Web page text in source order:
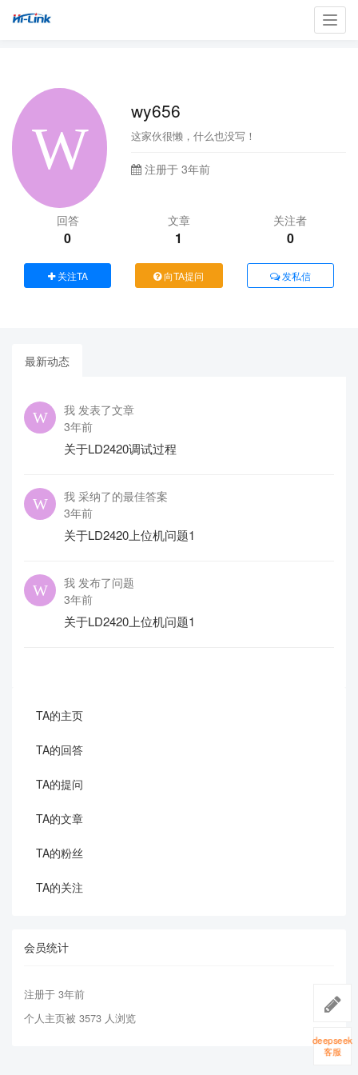
wy656
这家伙很懒，什么也没写！
注册于 3年前
回答
0
文章
1
关注者
0
关注TA 向TA提问 发私信
最新动态
我 发表了文章
3年前
关于LD2420调试过程
我 采纳了的最佳答案
3年前
关于LD2420上位机问题1
我 发布了问题
3年前
关于LD2420上位机问题1
TA的主页
TA的回答
TA的提问
TA的文章
TA的粉丝
TA的关注
会员统计
注册于 3年前
个人主页被 3573 人浏览
deepseek
客服